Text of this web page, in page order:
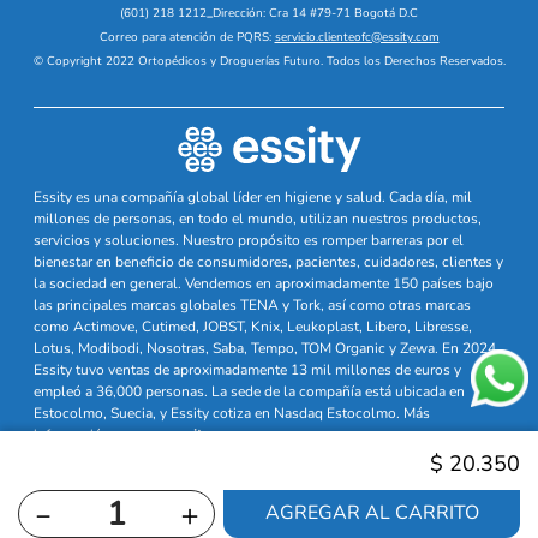
$ 20.350
＋
－ AGREGAR AL CARRITO
(601) 218 1212_Dirección: Cra 14 #79-71 Bogotá D.C
Correo para atención de PQRS: servicio.clienteofc@essity.com
© Copyright 2022 Ortopédicos y Droguerías Futuro. Todos los Derechos Reservados.
Essity es una compañía global líder en higiene y salud. Cada día, mil
millones de personas, en todo el mundo, utilizan nuestros productos,
servicios y soluciones. Nuestro propósito es romper barreras por el
bienestar en beneficio de consumidores, pacientes, cuidadores, clientes y
la sociedad en general. Vendemos en aproximadamente 150 países bajo
las principales marcas globales TENA y Tork, así como otras marcas
como Actimove, Cutimed, JOBST, Knix, Leukoplast, Libero, Libresse,
Lotus, Modibodi, Nosotras, Saba, Tempo, TOM Organic y Zewa. En 2024,
Essity tuvo ventas de aproximadamente 13 mil millones de euros y
empleó a 36,000 personas. La sede de la compañía está ubicada en
Estocolmo, Suecia, y Essity cotiza en Nasdaq Estocolmo. Más
información enwww.essity.com